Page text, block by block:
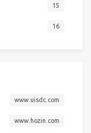
15
16
www.uisdc.com
www.hozin.com